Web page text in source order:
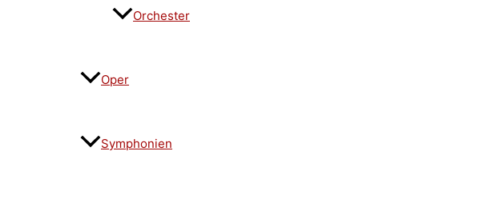
Orchester
Oper
Symphonien